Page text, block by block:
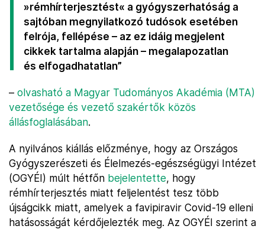
»rémhírterjesztést« a gyógyszerhatóság a
sajtóban megnyilatkozó tudósok esetében
felrója, fellépése – az ez idáig megjelent
cikkek tartalma alapján – megalapozatlan
és elfogadhatatlan”
– olvasható a Magyar Tudományos Akadémia (MTA)
vezetősége és vezető szakértők közös
állásfoglalásában.
A nyilvános kiállás előzménye, hogy az Országos
Gyógyszerészeti és Élelmezés-egészségügyi Intézet
(OGYÉI) múlt hétfőn bejelentette, hogy
rémhírterjesztés miatt feljelentést tesz több
újságcikk miatt, amelyek a favipiravir Covid-19 elleni
hatásosságát kérdőjelezték meg. Az OGYÉI szerint a